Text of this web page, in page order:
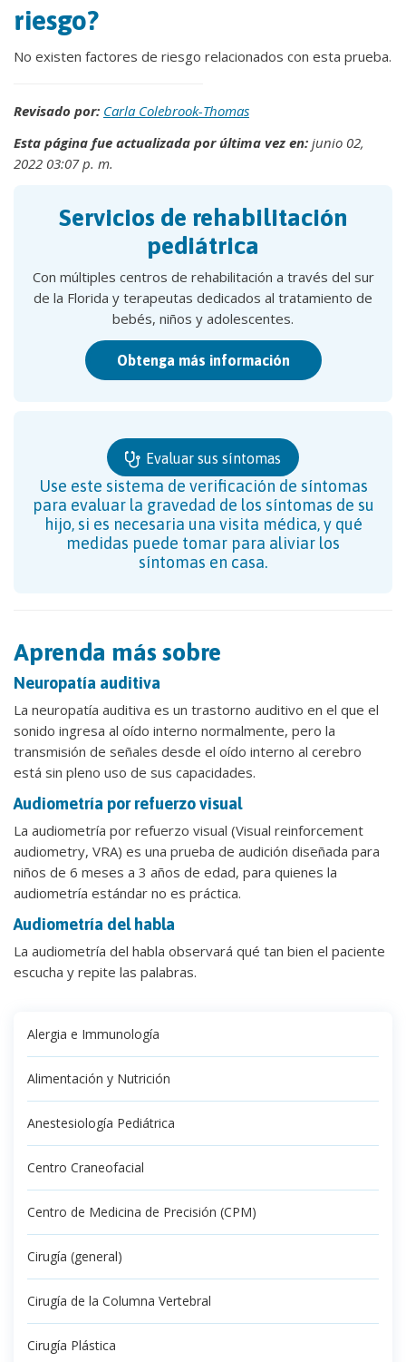
riesgo?
No existen factores de riesgo relacionados con esta prueba.
Revisado por: Carla Colebrook-Thomas
Esta página fue actualizada por última vez en: junio 02,
2022 03:07 p. m.
Servicios de rehabilitación
pediátrica
Con múltiples centros de rehabilitación a través del sur
de la Florida y terapeutas dedicados al tratamiento de
bebés, niños y adolescentes.
Obtenga más información
Evaluar sus síntomas
Use este sistema de verificación de síntomas
para evaluar la gravedad de los síntomas de su
hijo, si es necesaria una visita médica, y qué
medidas puede tomar para aliviar los
síntomas en casa.
Aprenda más sobre
Neuropatía auditiva
La neuropatía auditiva es un trastorno auditivo en el que el
sonido ingresa al oído interno normalmente, pero la
transmisión de señales desde el oído interno al cerebro
está sin pleno uso de sus capacidades.
Audiometría por refuerzo visual
La audiometría por refuerzo visual (Visual reinforcement
audiometry, VRA) es una prueba de audición diseñada para
niños de 6 meses a 3 años de edad, para quienes la
audiometría estándar no es práctica.
Audiometría del habla
La audiometría del habla observará qué tan bien el paciente
escucha y repite las palabras.
Alergia e Immunología
Alimentación y Nutrición
Anestesiología Pediátrica
Centro Craneofacial
Centro de Medicina de Precisión (CPM)
Cirugía (general)
Cirugía de la Columna Vertebral
Cirugía Plástica